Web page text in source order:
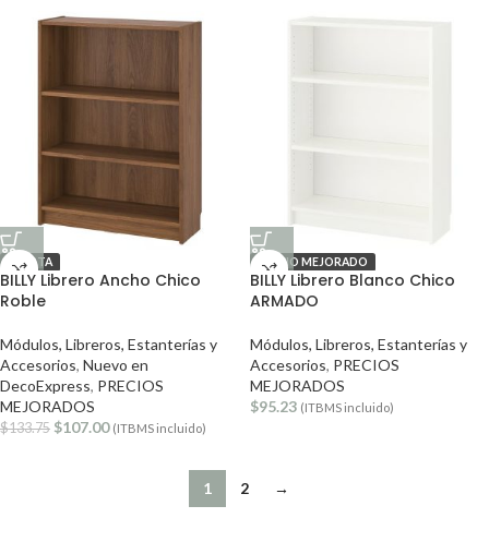
OFERTA
BILLY Librero Ancho Chico
Roble
Módulos, Libreros, Estanterías y
Accesorios, Nuevo en
DecoExpress, PRECIOS
MEJORADOS
$133.75 $107.00 (ITBMS incluido)
PRECIO MEJORADO
BILLY Librero Blanco Chico
ARMADO
Módulos, Libreros, Estanterías y
Accesorios, PRECIOS
MEJORADOS
$95.23 (ITBMS incluido)
1 2 →